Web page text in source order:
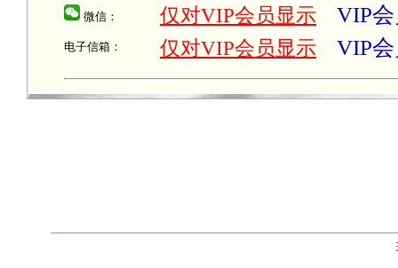
微信： 仅对VIP会员显示 VIP
电子信箱： 仅对VIP会员显示 VIP